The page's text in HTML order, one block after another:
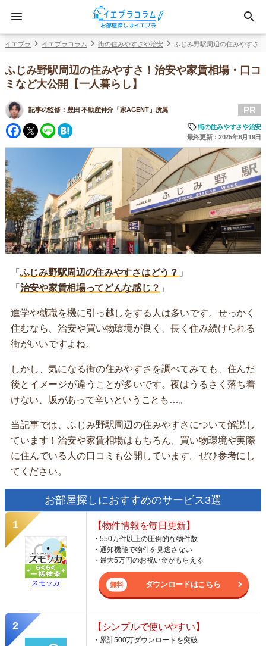
イエプラ イエプラコラム 街の住みやすさや治安 ふじみ野駅周辺の住みやすさ
ふじみ野駅周辺の住みやすさ！治安や家賃相場・口コ
ミなど大公開【一人暮らし】
記事の監修： 豊田 不動産仲介「家AGENT」所属
Facebook
Twitter
Line
PR
街の住みやすさや治安
最終更新：2025年6月19日
「 ふじみ野駅周辺の住みやすさはどう？ 」
「 治安や家賃相場ってどんな感じ？ 」
進学や就職を機に引っ越しをする人は多いです。せっかく
住むなら、治安や買い物環境が良く、長く住み続けられる
街がいいですよね。
しかし、気になる街の住みやすさを調べてみても、住んだ
後とイメージが違うことが多いです。夜はうるさく落ち着
けない、坂があって辛いということも…。
当記事では、ふじみ野駅周辺の住みやすさについて解説し
ています！治安や家賃相場はもちろん、買い物環境や実際
に住んでいる人の口コミも公開しています。ぜひ参考にし
てください。
お部屋探しにおすすめのサービス3選
スモッカ
【物件情報を毎日更新】
・550万件以上の圧倒的な物件数
・通知機能で物件を見逃さない
・最大5万円のお祝い金がもらえる
ダウンロードはこちら
【シンプルで使いやすい】
・累計500万ダウンロードを突破